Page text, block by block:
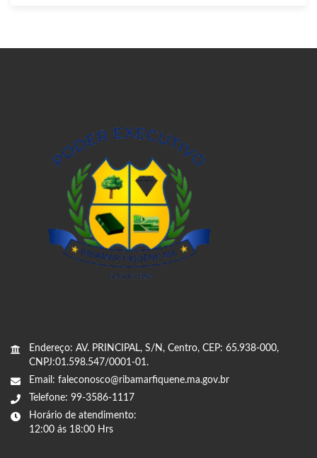
Endereço: AV. PRINCIPAL, S/N, Centro, CEP: 65.938-000,
CNPJ:01.598.547/0001-01.
Email: faleconosco@ribamarfiquene.ma.gov.br
Telefone: 99-3586-1117
Horário de atendimento:
12:00 ás 18:00 Hrs